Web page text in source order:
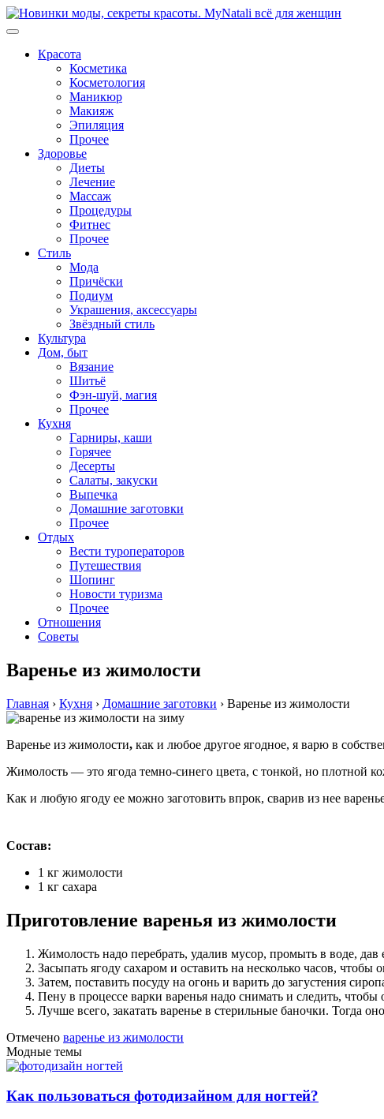
Перейти
к
Красота
Косметика
Косметология
Маникюр
Макияж
Эпиляция
Прочее
Здоровье
Диеты
Лечение
Массаж
Процедуры
Фитнес
Прочее
Стиль
Мода
Причёски
Подиум
Украшения, аксессуары
Звёздный стиль
Культура
Дом, быт
Вязание
Шитьё
Фэн-шуй, магия
Прочее
Кухня
Гарниры, каши
Горячее
Десерты
Салаты, закуски
Выпечка
Домашние заготовки
Прочее
Отдых
Вести туроператоров
Путешествия
Шопинг
Новости туризма
Прочее
Отношения
Советы
Варенье из жимолости
Главная › Кухня › Домашние заготовки › Варенье из жимолости
Варенье из жимолости, как и любое другое ягодное, я варю в
Жимолость — это ягода темно-синего цвета, с тонкой, но плотной
Как и любую ягоду ее можно заготовить впрок, сварив из нее
Состав:
1 кг жимолости
1 кг сахара
Приготовление варенья из жимолости
Жимолость надо перебрать, удалив мусор, промыть в воде, дав
Засыпать ягоду сахаром и оставить на несколько часов, чтобы
Затем, поставить посуду на огонь и варить до загустения
Пену в процессе варки варенья надо снимать и следить, чтобы
Лучше всего, закатать варенье в стерильные баночки. Тогда
Отмечено варенье из жимолости
Модные темы
Как пользоваться фотодизайном для ногтей?